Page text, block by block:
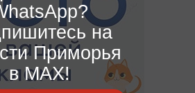
на
Приморья
в MAX!